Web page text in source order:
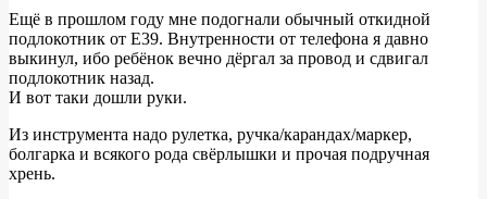
или
корчим
подлокотник
BMW
e39
530i
Ещё в прошлом году мне подогнали обычный откидной
подлокотник от Е39. Внутренности от телефона я давно
выкинул, ибо ребёнок вечно дёргал за провод и сдвигал
подлокотник назад.
И вот таки дошли руки.
Из инструмента надо рулетка, ручка/карандах/маркер,
болгарка и всякого рода свёрлышки и прочая подручная
хрень.